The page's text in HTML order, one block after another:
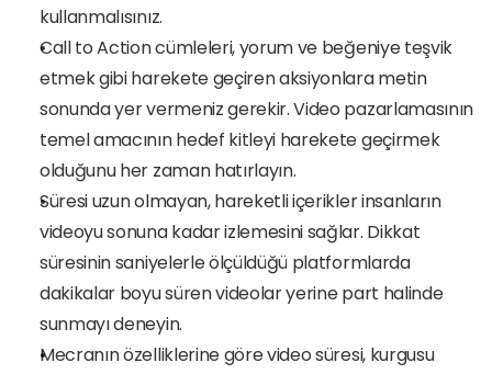
kullanmalısınız.
Call to Action cümleleri, yorum ve beğeniye teşvik
etmek gibi harekete geçiren aksiyonlara metin
sonunda yer vermeniz gerekir. Video pazarlamasının
temel amacının hedef kitleyi harekete geçirmek
olduğunu her zaman hatırlayın.
Süresi uzun olmayan, hareketli içerikler insanların
videoyu sonuna kadar izlemesini sağlar. Dikkat
süresinin saniyelerle ölçüldüğü platformlarda
dakikalar boyu süren videolar yerine part halinde
sunmayı deneyin.
Mecranın özelliklerine göre video süresi, kurgusu